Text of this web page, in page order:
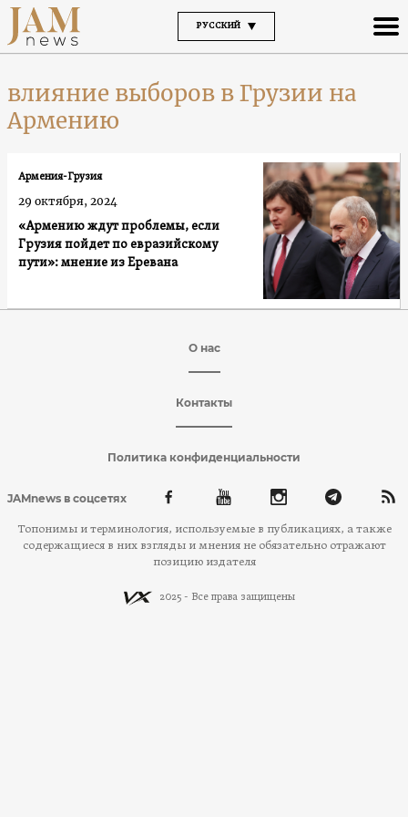
РУССКИЙ
влияние выборов в Грузии на
Армению
«Армению ждут проблемы, если
Грузия пойдет по евразийскому
пути»: мнение из Еревана
Армения-Грузия
29 октября, 2024
О нас
Контакты
Политика конфиденциальности
JAMnews в соцсетях
Топонимы и терминология, используемые в публикациях, а также
содержащиеся в них взгляды и мнения не обязательно отражают
позицию издателя
2025 - Все права защищены